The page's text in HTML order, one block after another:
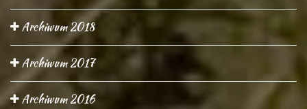
Archiwum 2018
Archiwum 2017
Archiwum 2016